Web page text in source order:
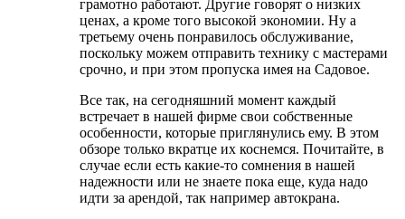
грамотно работают. Другие говорят о низких
ценах, а кроме того высокой экономии. Ну а
третьему очень понравилось обслуживание,
поскольку можем отправить технику с мастерами
срочно, и при этом пропуска имея на Садовое.
Все так, на сегодняшний момент каждый
встречает в нашей фирме свои собственные
особенности, которые приглянулись ему. В этом
обзоре только вкратце их коснемся. Почитайте, в
случае если есть какие-то сомнения в нашей
надежности или не знаете пока еще, куда надо
идти за арендой, так например автокрана.